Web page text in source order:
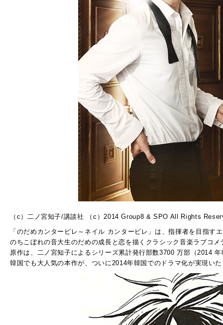
（c）二ノ宮知子/講談社 （c）2014 Group8 & SPO All Rights
「のだめカンタービレ～ネイル カンタービレ」は、指揮者を目指す
のちこぼれの音大生のだめの成長と恋を描くクラシック音楽ラブコメ
原作は、二ノ宮知子によるシリーズ累計発行部数3700 万部（2014
韓国でも大人気の本作が、ついに2014年韓国でのドラマ化が実現い